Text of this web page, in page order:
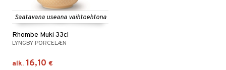
Saatavana useana vaihtoehtona
Rhombe Muki 33cl
LYNGBY PORCELÆN
alk. 16,10 €